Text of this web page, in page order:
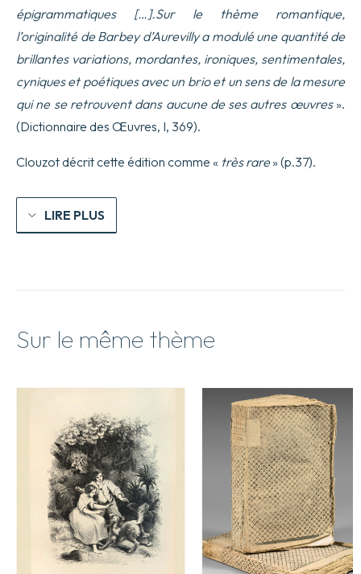
épigrammatiques […].Sur le thème romantique,
l’originalité de Barbey d’Aurevilly a modulé une quantité de
brillantes variations, mordantes, ironiques, sentimentales,
cyniques et poétiques avec un brio et un sens de la mesure
qui ne se retrouvent dans aucune de ses autres œuvres».
(Dictionnaire des Œuvres, I, 369).
Clouzot décrit cette édition comme « très rare» (p.37).
LIRE PLUS
Sur le même thème